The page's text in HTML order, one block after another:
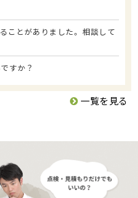
ことがありました。相談して
すか？
一覧を見る